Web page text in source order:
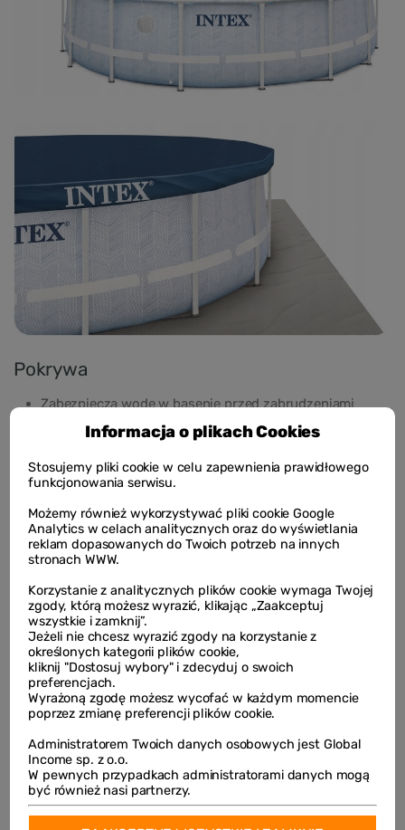
Pokrywa
Zabezpiecza wodę w basenie przed zabrudzeniami
Uniemożliwia dzieciom wejście do basenu bez Twojej
Spowalnia utratę ciepła z wody
Mata
Zabezpiecza dno przed uszkodzeniem
Chroni przed wnoszeniem do basenu piasku i innych
zabrudzeń
Izoluje basen od podłoża
Po trzecie: czysta woda bez wysiłku
W zestawie wszystko, czego potrzebujesz, aby uzyskać
krystaliczną
wodę:
Pompa filtrująca
Filtr do pompy
25 multitabletek – kompleksowy środek dezynfekujący
Dozownik chemiiz termometrem
Informacja o plikach Cookies
Stosujemy pliki cookie w celu zapewnienia prawidłowego
funkcjonowania serwisu.
Możemy również wykorzystywać pliki cookie Google
Analytics w celach analitycznych oraz do wyświetlania
reklam dopasowanych do Twoich potrzeb na innych
stronach WWW.
Korzystanie z analitycznych plików cookie wymaga Twojej
zgody, którą możesz wyrazić, klikając „Zaakceptuj
wszystkie i zamknij”.
Jeżeli nie chcesz wyrazić zgody na korzystanie z
określonych kategorii plików cookie,
kliknij "Dostosuj wybory" i zdecyduj o swoich
preferencjach.
Wyrażoną zgodę możesz wycofać w każdym momencie
poprzez zmianę preferencji plików cookie.
Administratorem Twoich danych osobowych jest Global
Income sp. z o.o.
W pewnych przypadkach administratorami danych mogą
być również nasi partnerzy.